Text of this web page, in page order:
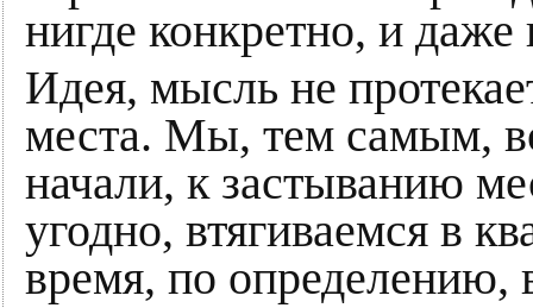
нигде конкретно, и даже
Идея, мысль не
места. Мы, тем самым,
начали, к застыванию
угодно, втягиваемся в
время, по определению,